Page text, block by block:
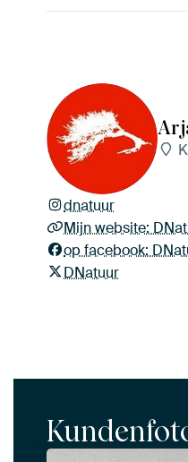
dnatuur
Mijn website:
op facebook:
DNatuur